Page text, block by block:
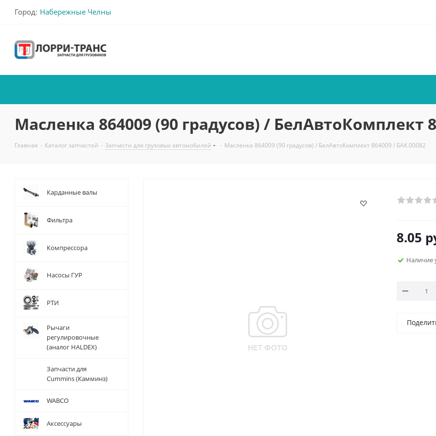
Город: Набережные Челны
Масленка 864009 (90 градусов) / БелАвтоКомплект
Главная - Каталог запчастей - Запчасти для грузовых автомобилей - Масленка 864009 (90 градусов) / БелАвтоКомплект 864009 / БАК.00082
8.05
Наличие
Карданные валы
Фильтра
Компрессора
Насосы ГУР
РТИ
Рычаги
регулировочные
(аналог HALDEX)
Запчасти для
Cummins (Камминз)
WABCO
Аксессуары